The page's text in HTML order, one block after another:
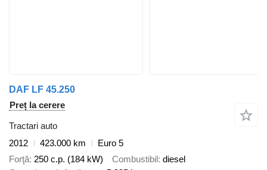
DAF LF 45.250
Preț la cerere
Tractari auto
2012
423.000 km
Euro 5
Forţă 250 c.p. (184 kW) Combustibil diesel